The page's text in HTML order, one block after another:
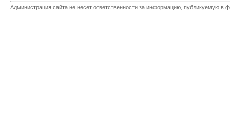
Администрация сайта не несет ответственности за информацию, публикуемую